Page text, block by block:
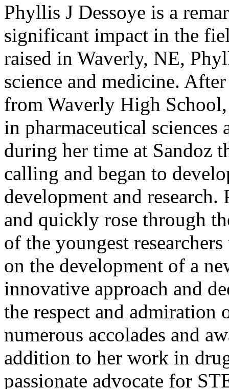
Phyllis J Dessoye is a
significant impact in the
raised in Waverly, NE,
science and medicine.
from Waverly High School,
in pharmaceutical sciences
during her time at Sandoz
calling and began to
development and
and quickly rose through
of the youngest
on the development of a
innovative approach and
the respect and admiration
numerous accolades and
addition to her work in
passionate advocate for